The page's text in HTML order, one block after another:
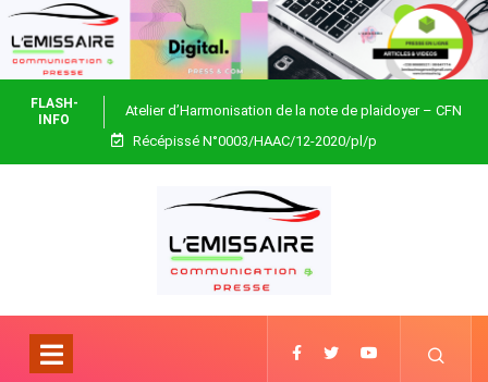
FLASH-
INFO
Atelier d’Harmonisation de la note de plaidoyer – CFN
Togo
Récépissé N°0003/HAAC/12-2020/pl/p